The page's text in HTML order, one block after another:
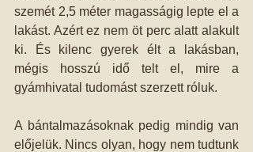
szemét 2,5 méter magasságig lepte el a
lakást. Azért ez nem öt perc alatt alakult
ki. És kilenc gyerek élt a lakásban,
mégis hosszú idő telt el, mire a
gyámhivatal tudomást szerzett róluk.
A bántalmazásoknak pedig mindig van
előjelük. Nincs olyan, hogy nem tudtunk